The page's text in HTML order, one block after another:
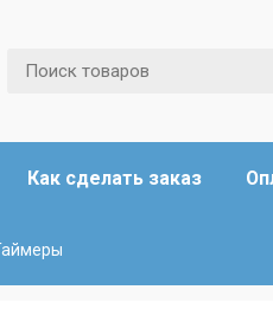
Как сделать заказ
Таймеры